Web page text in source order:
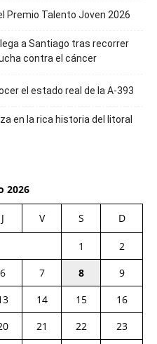
Premio Talento Joven 2026
a Santiago tras recorrer
contra el cáncer
el estado real de la A-393
en la rica historia del litoral
2026
J V S D
1
2
6 7 8
9
14 15
16
21 22
23